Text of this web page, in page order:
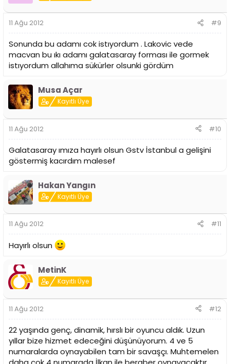
11 Ağu 2012 #9
Sonunda bu adamı cok istıyordum . Lakovic vede
macvan bu ıkı adamı galatasaray forması ile gormek
istıyordum allahıma sükürler olsunki gördüm
Musa Açar
Kayıtlı Üye
11 Ağu 2012 #10
Galatasaray ımıza hayırlı olsun Gstv İstanbul a gelişini
göstermiş kacırdım malesef
Hakan Yangın
Kayıtlı Üye
11 Ağu 2012 #11
Hayırlı olsun
MetinK
Kayıtlı Üye
11 Ağu 2012 #12
22 yaşında genç, dinamik, hırslı bir oyuncu aldık. Uzun
yıllar bize hizmet edeceğini düşünüyorum. 4 ve 5
numaralarda oynayabilen tam bir savaşçı. Muhtemelen